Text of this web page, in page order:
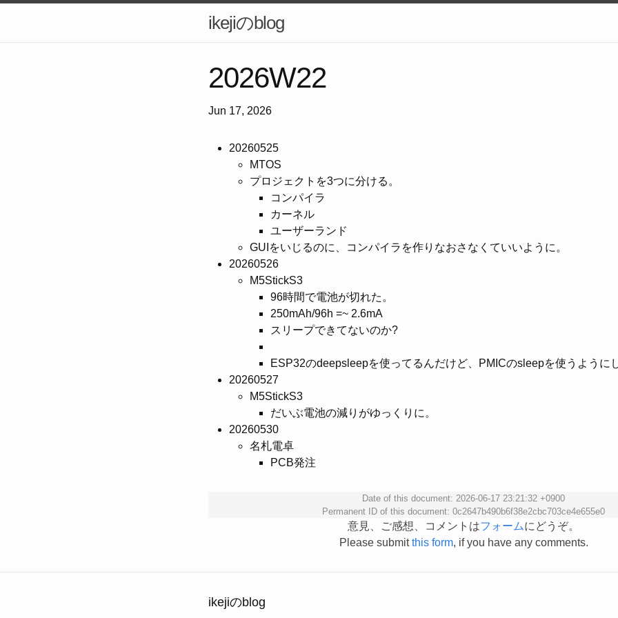
ikejiのblog
2026W22
Jun 17, 2026
20260525
MTOS
プロジェクトを3つに分ける。
コンパイラ
カーネル
ユーザーランド
GUIをいじるのに、コンパイラを作りなおさなくていいように。
20260526
M5StickS3
96時間で電池が切れた。
250mAh/96h =~ 2.6mA
スリープできてないのか?
ESP32のdeepsleepを使ってるんだけど、PMICのsleepを使うように
20260527
M5StickS3
だいぶ電池の減りがゆっくりに。
20260530
名札電卓
PCB発注
Date of this document: 2026-06-17 23:21:32 +0900
Permanent ID of this document: 0c2647b490b6f38e2cbc703ce4e655e0
意見、ご感想、コメントはフォームにどうぞ。
Please submitthis form, if you have any comments.
ikejiのblog